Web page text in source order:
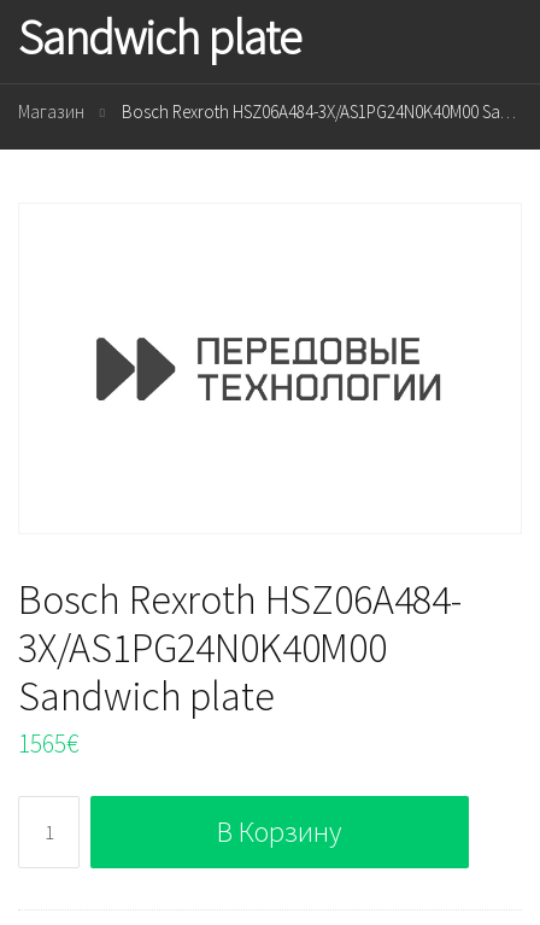
Sandwich plate
Магазин Bosch Rexroth HSZ06A484-3X/AS1PG24N0K40M00 Sandwich plate
Bosch Rexroth HSZ06A484-
3X/AS1PG24N0K40M00
Sandwich plate
1565€
Bosch
Rexroth
HSZ06A484-
В Корзину